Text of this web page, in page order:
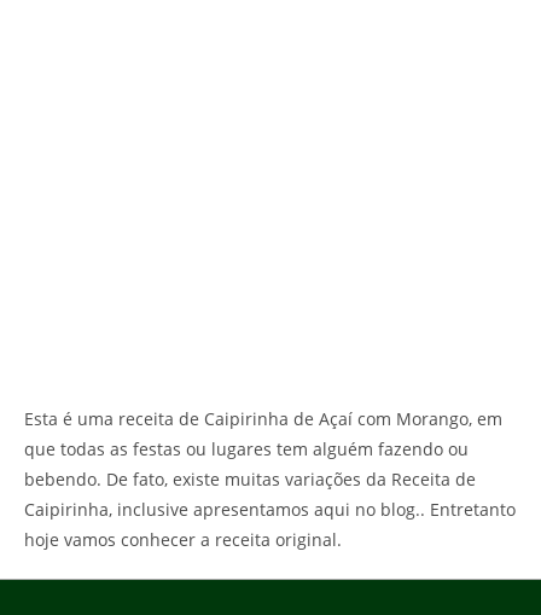
Esta é uma receita de Caipirinha de Açaí com Morango, em
que todas as festas ou lugares tem alguém fazendo ou
bebendo. De fato, existe muitas variações da Receita de
Caipirinha, inclusive apresentamos aqui no blog.. Entretanto
hoje vamos conhecer a receita original.